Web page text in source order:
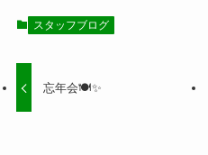
スタッフブログ
忘年会🍽✨